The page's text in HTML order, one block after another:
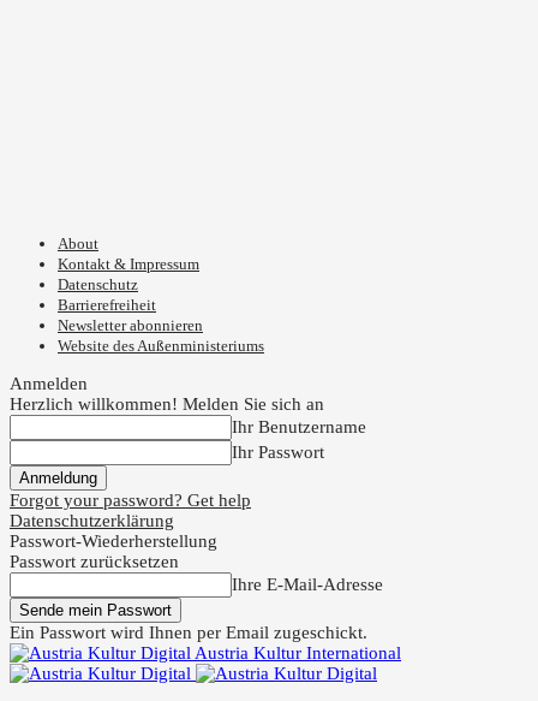
About
Kontakt & Impressum
Datenschutz
Barrierefreiheit
Newsletter abonnieren
Website des Außenministeriums
Anmelden
Herzlich willkommen! Melden Sie sich an
Ihr Benutzername
Ihr Passwort
Forgot your password? Get help
Datenschutzerklärung
Passwort-Wiederherstellung
Passwort zurücksetzen
Ihre E-Mail-Adresse
Ein Passwort wird Ihnen per Email zugeschickt.
Austria Kultur International